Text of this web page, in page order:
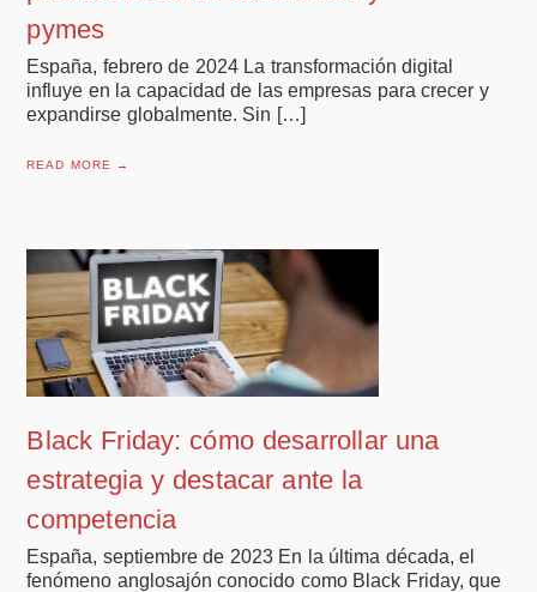
pymes
España, febrero de 2024 La transformación digital
influye en la capacidad de las empresas para crecer y
expandirse globalmente. Sin […]
READ MORE →
Black Friday: cómo desarrollar una
estrategia y destacar ante la
competencia
España, septiembre de 2023 En la última década, el
fenómeno anglosajón conocido como Black Friday, que